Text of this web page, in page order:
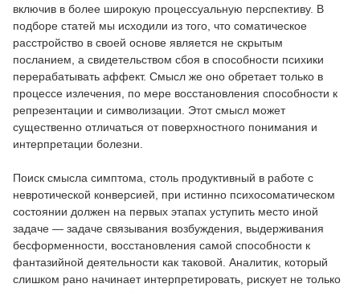
включив в более широкую процессуальную перспективу. В
подборе статей мы исходили из того, что соматическое
расстройство в своей основе является не скрытым
посланием, а свидетельством сбоя в способности психики
перерабатывать аффект. Смысл же оно обретает только в
процессе излечения, по мере восстановления способности к
репрезентации и символизации. Этот смысл может
существенно отличаться от поверхностного понимания и
интерпретации болезни.
Поиск смысла симптома, столь продуктивный в работе с
невротической конверсией, при истинно психосоматическом
состоянии должен на первых этапах уступить место иной
задаче — задаче связывания возбуждения, выдерживания
бесформенности, восстановления самой способности к
фантазийной деятельности как таковой. Аналитик, который
слишком рано начинает интерпретировать, рискует не только